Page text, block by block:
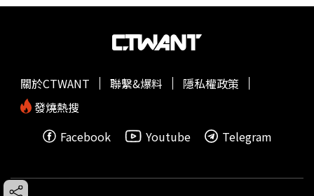
關於CTWANT 聯繫&爆料
隱私權政策
發燒熱搜
Facebook
Youtube Telegram